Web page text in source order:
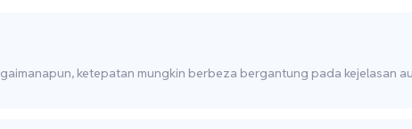
ketepatan mungkin berbeza bergantung pada kejelasan